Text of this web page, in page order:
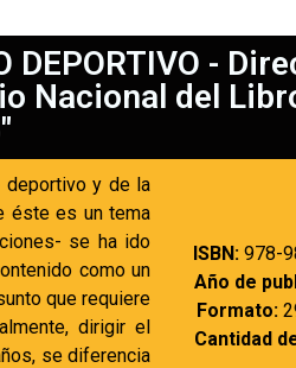
DEPORTIVO -
Nacional del
deportivo y de la
éste es un tema
se ha ido
como un
que requiere
dirigir el
se diferencia
ISBN: 978-
Año de
Formato:
Cantidad